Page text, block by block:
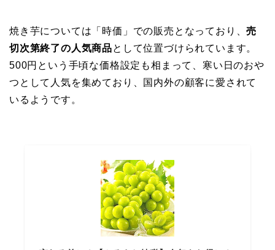
焼き芋については「時価」での販売となっており、売
切次第終了の人気商品として位置づけられています。
500円という手頃な価格設定も相まって、寒い日のおや
つとして人気を集めており、国内外の顧客に愛されて
いるようです。